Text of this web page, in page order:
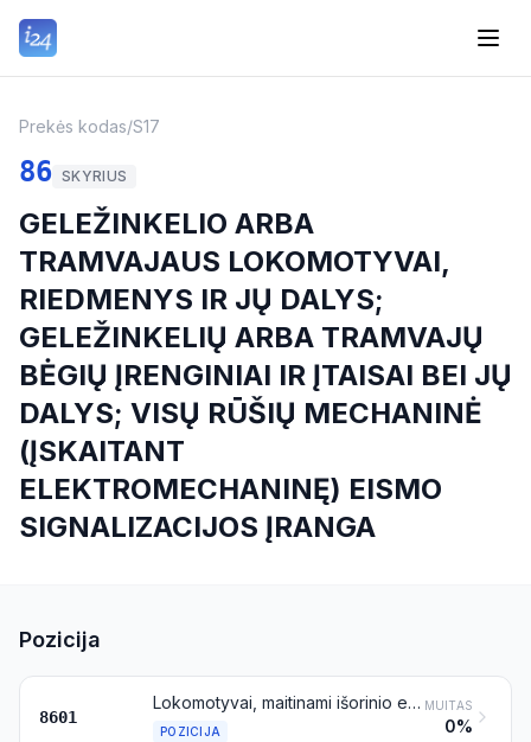
Prekės kodas/S17
86 SKYRIUS
GELEŽINKELIO ARBA
TRAMVAJAUS LOKOMOTYVAI,
RIEDMENYS IR JŲ DALYS;
GELEŽINKELIŲ ARBA TRAMVAJŲ
BĖGIŲ ĮRENGINIAI IR ĮTAISAI BEI JŲ
DALYS; VISŲ RŪŠIŲ MECHANINĖ
(ĮSKAITANT
ELEKTROMECHANINĘ) EISMO
SIGNALIZACIJOS ĮRANGA
Pozicija
8601
Lokomotyvai, maitinami išorinio elektros energijos šaltinio arba elektros akumuliatorių
POZICIJA
MUITAS
0%